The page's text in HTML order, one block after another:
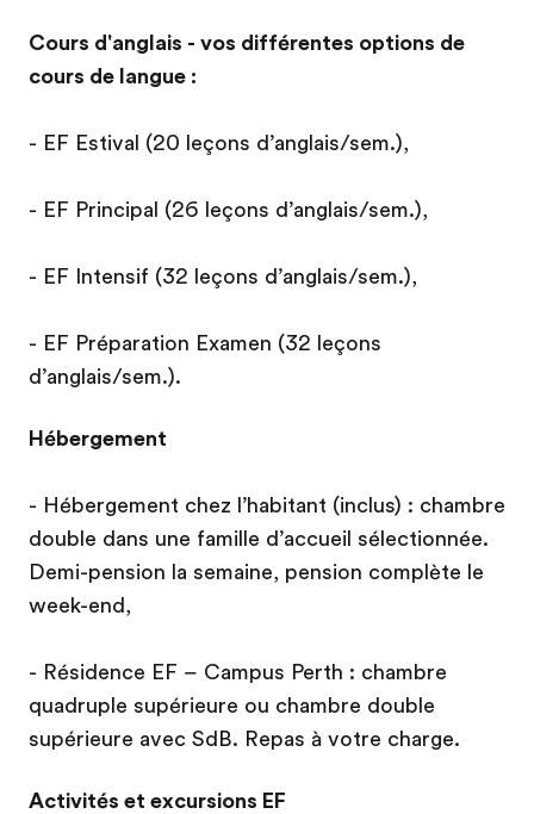
Cours d'anglais - vos différentes options de
cours de langue :
- EF Estival (20 leçons d’anglais/sem.),
- EF Principal (26 leçons d’anglais/sem.),
- EF Intensif (32 leçons d’anglais/sem.),
- EF Préparation Examen (32 leçons
d’anglais/sem.).
Hébergement
- Hébergement chez l’habitant (inclus) : chambre
double dans une famille d’accueil sélectionnée.
Demi-pension la semaine, pension complète le
week-end,
- Résidence EF – Campus Perth : chambre
quadruple supérieure ou chambre double
supérieure avec SdB. Repas à votre charge.
Activités et excursions EF